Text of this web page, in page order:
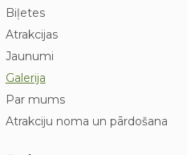
Biļetes
Atrakcijas
Jaunumi
Galerija
Par mums
Atrakciju noma un pārdošana